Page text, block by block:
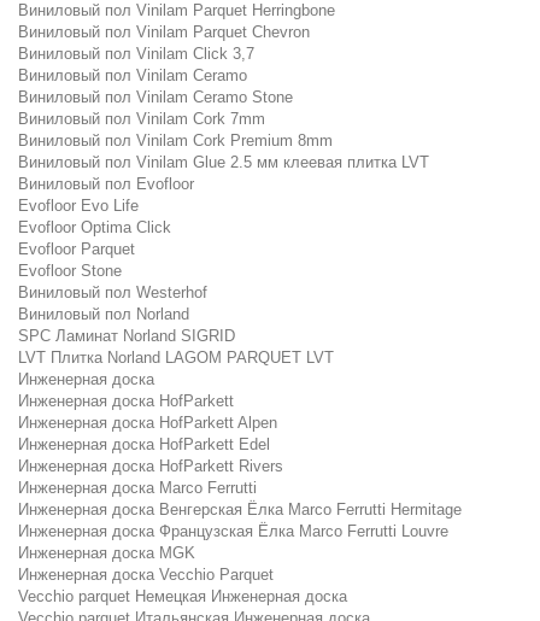
Виниловый пол Vinilam Parquet Herringbone
Виниловый пол Vinilam Parquet Chevron
Виниловый пол Vinilam Click 3,7
Виниловый пол Vinilam Ceramo
Виниловый пол Vinilam Ceramo Stone
Виниловый пол Vinilam Cork 7mm
Виниловый пол Vinilam Cork Premium 8mm
Виниловый пол Vinilam Glue 2.5 мм клеевая плитка LVT
Виниловый пол Evofloor
Evofloor Evo Life
Evofloor Optima Click
Evofloor Parquet
Evofloor Stone
Виниловый пол Westerhof
Виниловый пол Norland
SPC Ламинат Norland SIGRID
LVT Плитка Norland LAGOM PARQUET LVT
Инженерная доска
Инженерная доска HofParkett
Инженерная доска HofParkett Alpen
Инженерная доска HofParkett Edel
Инженерная доска HofParkett Rivers
Инженерная доска Marco Ferrutti
Инженерная доска Венгерская Ёлка Marco Ferrutti Hermitage
Инженерная доска Французская Ёлка Marco Ferrutti Louvre
Инженерная доска MGK
Инженерная доска Vecchio Parquet
Vecchio parquet Немецкая Инженерная доска